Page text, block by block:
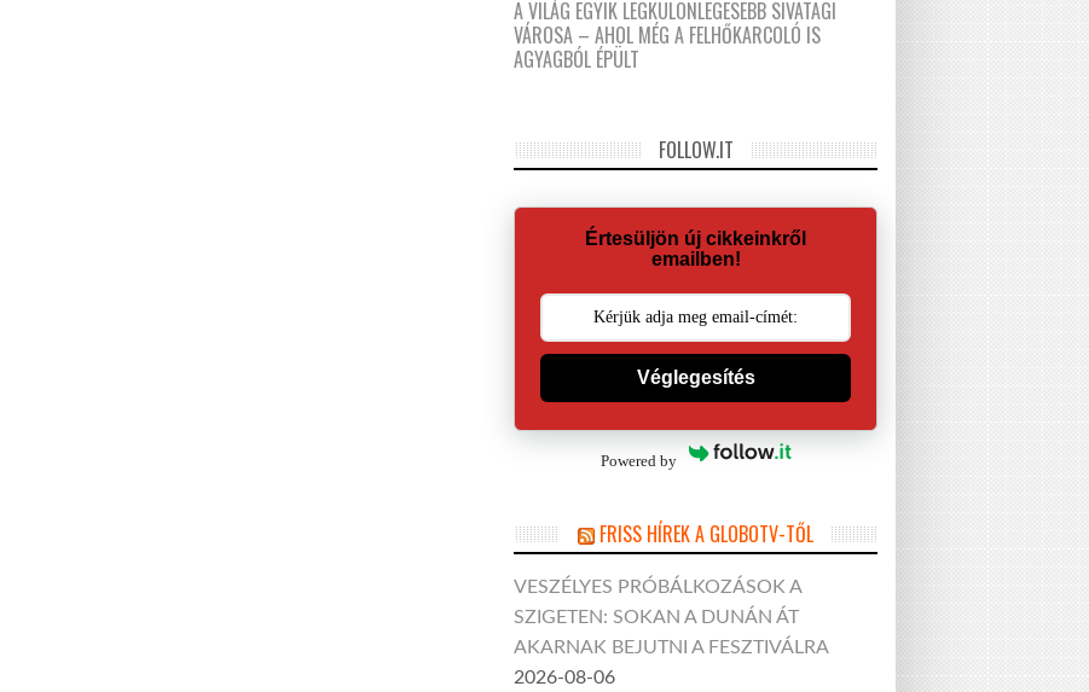
A VILÁG EGYIK LEGKÜLÖNLEGESEBB SIVATAGI
VÁROSA – AHOL MÉG A FELHŐKARCOLÓ IS
AGYAGBÓL ÉPÜLT
FOLLOW.IT
Értesüljön új cikkeinkről
emailben!
Véglegesítés
Powered by
FRISS HÍREK A GLOBOTV-TŐL
VESZÉLYES PRÓBÁLKOZÁSOK A
SZIGETEN: SOKAN A DUNÁN ÁT
AKARNAK BEJUTNI A FESZTIVÁLRA
2026-08-06